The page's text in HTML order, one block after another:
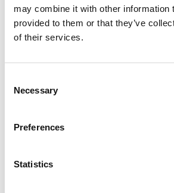
may combine it with other information
provided to them or that they’ve
of their services.
Selection
Necessary
Preferences
Statistics
Mejoras en la interfaz de
directamente linealizaciones
módulo ahora muestra todos
Mejoras en la interfaz de
color automáticas al imprimir
REST API con nuevas
salida como especificación en
Eliminar MIMs y perfiles.
El módulo Fingerprint admite